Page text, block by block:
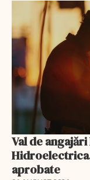
Val de
aprobate